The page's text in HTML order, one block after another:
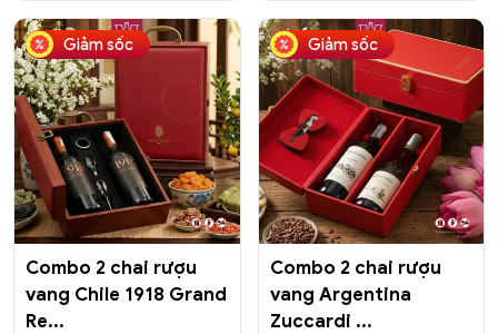
Giảm sốc
Combo 2 chai rượu
vang Chile 1918 Grand
Re...
Giảm sốc
Combo 2 chai rượu
vang Argentina
Zuccardi ...